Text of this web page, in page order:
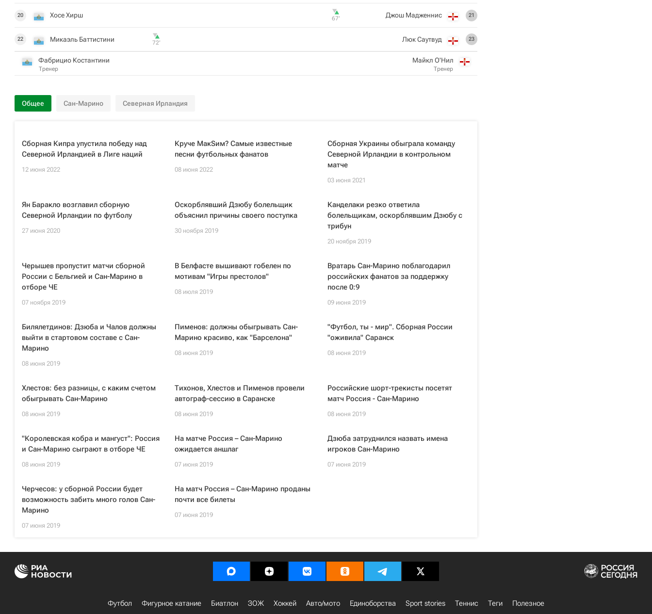
20 Хосе Хирш
22 Микаэль Баттистини 72‎’‎
Фабрицио Костантини
Тренер
21
Джош Мадженнис
67‎’‎
23
Люк Саутвуд
Майкл О'Нил
Тренер
Общее Сан-Марино Северная Ирландия
Сборная Кипра упустила победу над
Северной Ирландией в Лиге наций
12 июня 2022
Круче МакSим? Самые известные
песни футбольных фанатов
08 июня 2022
Сборная Украины обыграла команду
Северной Ирландии в контрольном
матче
03 июня 2021
Ян Баракло возглавил сборную
Северной Ирландии по футболу
27 июня 2020
Оскорблявший Дзюбу болельщик
объяснил причины своего поступка
30 ноября 2019
Канделаки резко ответила
болельщикам, оскорблявшим Дзюбу с
трибун
20 ноября 2019
Черышев пропустит матчи сборной
России с Бельгией и Сан-Марино в
отборе ЧЕ
07 ноября 2019
В Белфасте вышивают гобелен по
мотивам "Игры престолов"
08 июля 2019
Вратарь Сан-Марино поблагодарил
российских фанатов за поддержку
после 0:9
09 июня 2019
Билялетдинов: Дзюба и Чалов должны
выйти в стартовом составе с Сан-
Марино
08 июня 2019
Пименов: должны обыгрывать Сан-
Марино красиво, как "Барселона"
08 июня 2019
"Футбол, ты - мир". Сборная России
"оживила" Саранск
08 июня 2019
Хлестов: без разницы, с каким счетом
обыгрывать Сан-Марино
08 июня 2019
Тихонов, Хлестов и Пименов провели
автограф-сессию в Саранске
08 июня 2019
Российские шорт-трекисты посетят
матч Россия - Сан-Марино
08 июня 2019
"Королевская кобра и мангуст": Россия
и Сан-Марино сыграют в отборе ЧЕ
08 июня 2019
На матче Россия – Сан-Марино
ожидается аншлаг
07 июня 2019
Дзюба затруднился назвать имена
игроков Сан-Марино
07 июня 2019
Черчесов: у сборной России будет
возможность забить много голов Сан-
Марино
07 июня 2019
На матч Россия – Сан-Марино проданы
почти все билеты
07 июня 2019
Футбол Фигурное катание Биатлон ЗОЖ Хоккей Авто/мото Единоборства Sport stories Теннис Теги Полезное